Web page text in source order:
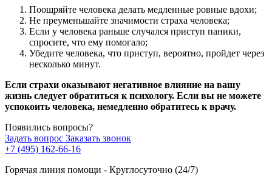
Поощряйте человека делать медленные ровные вдохи;
Не преуменьшайте значимости страха человека;
Если у человека раньше случался приступ паники,
спросите, что ему помогало;
Убедите человека, что приступ, вероятно, пройдет через
несколько минут.
Если страхи оказывают негативное влияние на вашу
жизнь следует обратиться к психологу. Если вы не можете
успокоить человека, немедленно обратитесь к врачу.
Появились вопросы?
Задать вопрос Заказать звонок
+7 (495) 162-66-16
Горячая линия помощи - Круглосуточно (24/7)